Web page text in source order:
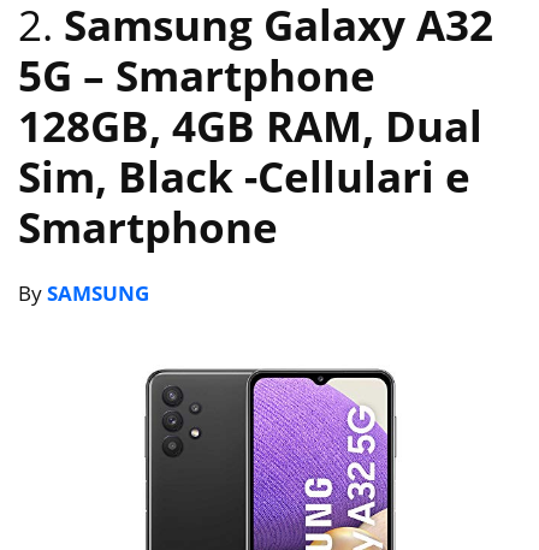
2. Samsung Galaxy A32
5G – Smartphone
128GB, 4GB RAM, Dual
Sim, Black -Cellulari e
Smartphone
BySAMSUNG